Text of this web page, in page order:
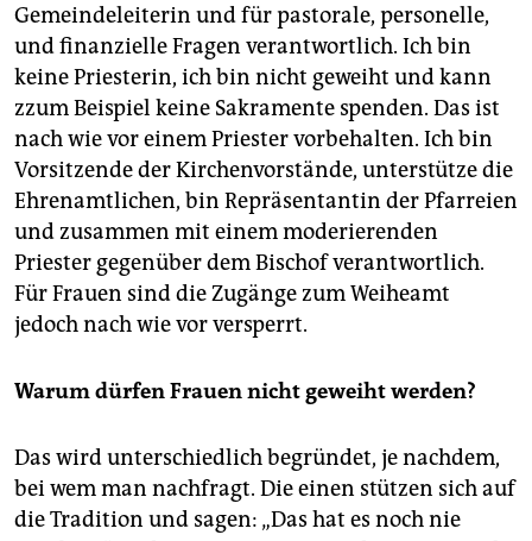
Gemeindeleiterin und für pastorale, personelle,
und finanzielle Fragen verantwortlich. Ich bin
keine Priesterin, ich bin nicht geweiht und kann
zzum Beispiel keine Sakramente spenden. Das ist
nach wie vor einem Priester vorbehalten. Ich bin
Vorsitzende der Kirchenvorstände, unterstütze die
Ehrenamtlichen, bin Repräsentantin der Pfarreien
und zusammen mit einem moderierenden
Priester gegenüber dem Bischof verantwortlich.
Für Frauen sind die Zugänge zum Weiheamt
jedoch nach wie vor versperrt.
Warum dürfen Frauen nicht geweiht werden?
Das wird unterschiedlich begründet, je nachdem,
bei wem man nachfragt. Die einen stützen sich auf
die Tradition und sagen: „Das hat es noch nie